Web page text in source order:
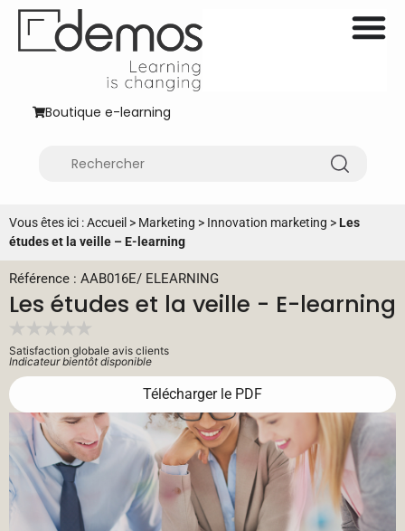
Boutique e-learning
Vous êtes ici :Accueil > Marketing > Innovation marketing >Les
études et la veille – E-learning
Référence : AAB016E/ ELEARNING
Les études et la veille - E-learning
Satisfaction globale avis clients
Indicateur bientôt disponible
Télécharger le PDF